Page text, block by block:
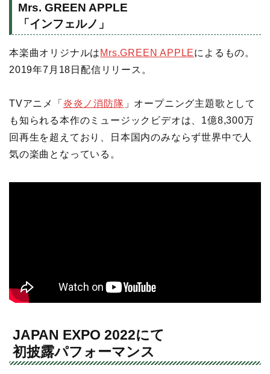
Mrs. GREEN APPLE
「インフェルノ」
本楽曲オリジナルは Mrs.GREEN APPLEによるもの。
2019年7月18日配信リリース。
TVアニメ「 炎炎ノ消防隊 」オープニング主題歌として
も知られる本作のミュージックビデオは、1億8,300万
回再生を超えており、日本国内のみならず世界中で人
気の楽曲となっている。
JAPAN EXPO 2022にて
初披露パフォーマンス